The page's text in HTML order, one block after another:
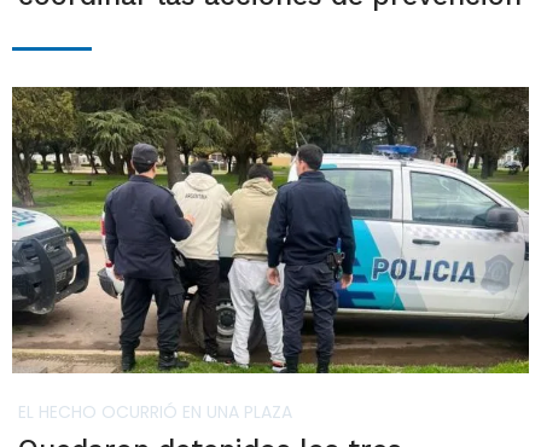
EL HECHO OCURRIÓ EN UNA PLAZA